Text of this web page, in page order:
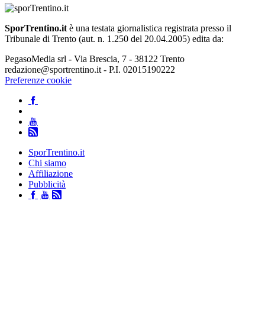
SporTrentino.itè una testata giornalistica registrata presso il
Tribunale di Trento (aut. n. 1.250 del 20.04.2005) edita da:
PegasoMedia srl - Via Brescia, 7 - 38122 Trento
redazione@sportrentino.it - P.I. 02015190222
Preferenze cookie
SporTrentino.it
Chi siamo
Affiliazione
Pubblicità